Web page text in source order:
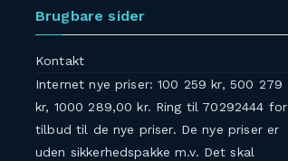
Brugbare sider
Kontakt
Internet nye priser: 100 259 kr, 500 279
kr, 1000 289,00 kr. Ring til 70292444 for
tilbud til de nye priser. De nye priser er
uden sikkerhedspakke m.v. Det skal